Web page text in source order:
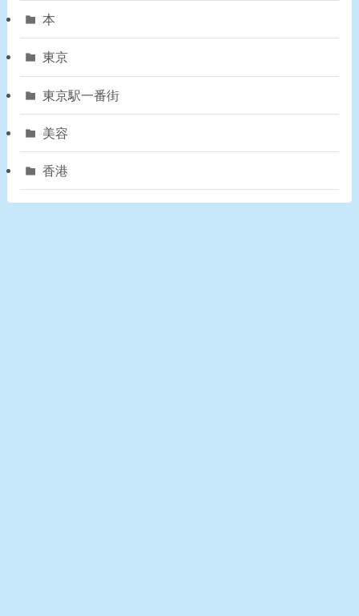
本
東京
東京駅一番街
美容
香港